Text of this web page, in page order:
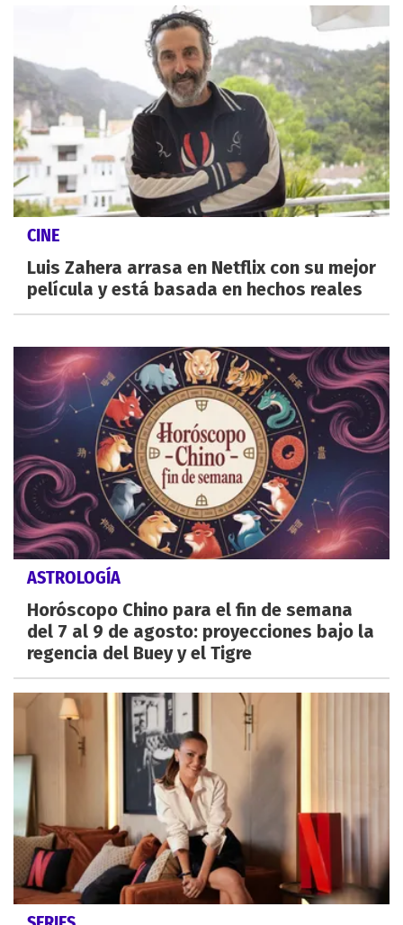
CINE
Luis Zahera arrasa en Netflix con su mejor
película y está basada en hechos reales
ASTROLOGÍA
Horóscopo Chino para el fin de semana
del 7 al 9 de agosto: proyecciones bajo la
regencia del Buey y el Tigre